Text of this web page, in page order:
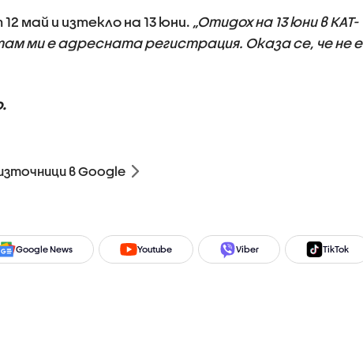
май и изтекло на 13 юни. „Отидох на 13 юни в КАТ-
ми е адресната регистрация. Оказа се, че не е
в Google
Google News Youtube Viber TikTok